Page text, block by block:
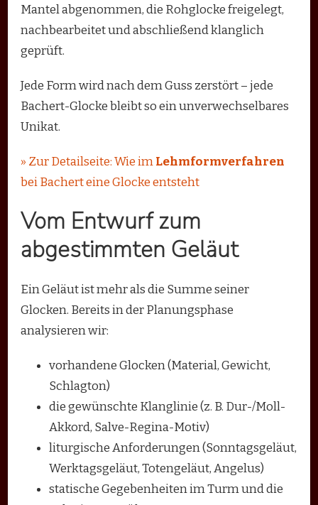
Mantel abgenommen, die Rohglocke freigelegt,
nachbearbeitet und abschließend klanglich
geprüft.
Jede Form wird nach dem Guss zerstört – jede
Bachert-Glocke bleibt so ein unverwechselbares
Unikat.
» Zur Detailseite: Wie imLehmformverfahren
bei Bachert eine Glocke entsteht
Vom Entwurf zum
abgestimmten Geläut
Ein Geläut ist mehr als die Summe seiner
Glocken. Bereits in der Planungsphase
analysieren wir:
vorhandene Glocken (Material, Gewicht,
Schlagton)
die gewünschte Klanglinie (z. B. Dur-/Moll-
Akkord, Salve-Regina-Motiv)
liturgische Anforderungen (Sonntagsgeläut,
Werktagsgeläut, Totengeläut, Angelus)
statische Gegebenheiten im Turm und die